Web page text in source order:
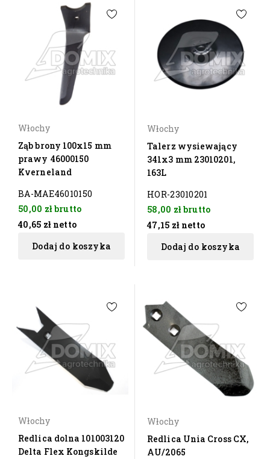
Włochy
Ząb brony 100x15 mm
prawy 46000150
Kverneland
BA-MAE46010150
50,00 złbrutto
40,65 zł netto
Dodaj do koszyka
Włochy
Talerz wysiewający
341x3 mm 23010201,
163L
HOR-23010201
58,00 złbrutto
47,15 zł netto
Dodaj do koszyka
Włochy
Redlica dolna 101003120
Delta Flex Kongskilde
Włochy
Redlica Unia Cross CX,
AU/2065